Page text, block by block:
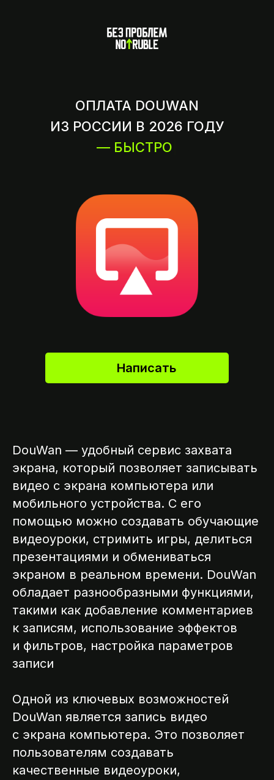
ОПЛАТА DOUWAN
ИЗ РОССИИ В 2026 ГОДУ
— БЫСТРО
Написать
DouWan — удобный сервис захвата
экрана, который позволяет записывать
видео с экрана компьютера или
мобильного устройства. С его
помощью можно создавать обучающие
видеоуроки, стримить игры, делиться
презентациями и обмениваться
экраном в реальном времени. DouWan
обладает разнообразными функциями,
такими как добавление комментариев
к записям, использование эффектов
и фильтров, настройка параметров
записи
Одной из ключевых возможностей
DouWan является запись видео
с экрана компьютера. Это позволяет
пользователям создавать
качественные видеоуроки,